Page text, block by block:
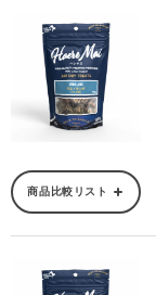
商品比較リスト